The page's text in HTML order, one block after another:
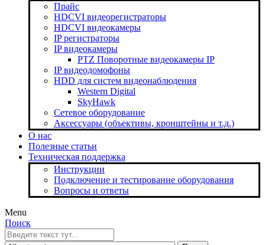
Прайс
HDCVI видеорегистраторы
HDCVI видеокамеры
IP регистраторы
IP видеокамеры
PTZ Поворотные видеокамеры IP
IP видеодомофоны
HDD для систем видеонаблюдения
Western Digital
SkyHawk
Сетевое оборудование
Аксессуары (объективы, кронштейны и т.д.)
О нас
Полезные статьи
Техническая поддержка
Инструкции
Подключение и тестирование оборудования
Вопросы и ответы
Menu
Поиск